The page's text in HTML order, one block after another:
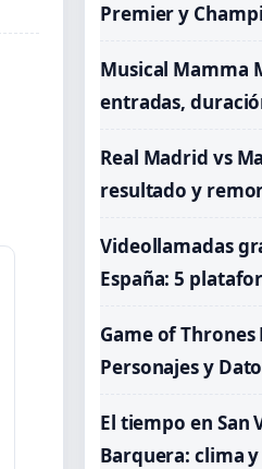
Premier y
Musical Mamma
entradas,
Real Madrid vs
resultado y
Videollamadas
España: 5
Game of
Personajes y
El tiempo en San
Barquera: clima